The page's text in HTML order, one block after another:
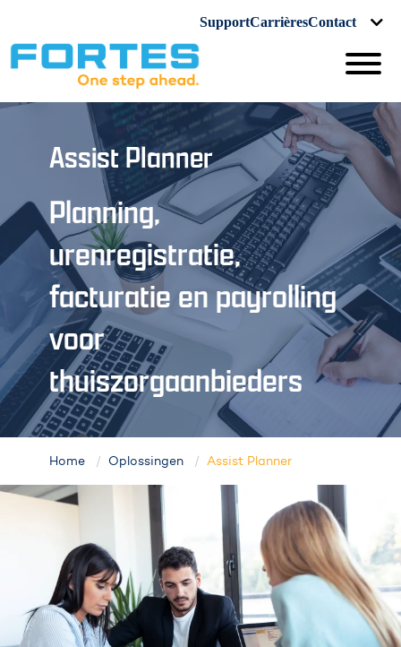
SupportCarrièresContact
Assist Planner
Planning,
urenregistratie,
facturatie en payrolling
voor
thuiszorgaanbieders
Home Oplossingen Assist Planner